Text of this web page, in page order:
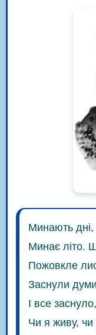
Минають дні,
Минає літо.
Пожовкле
Заснули
І все
Чи я живу,